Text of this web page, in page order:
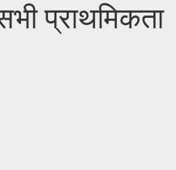
प्राथमिकता